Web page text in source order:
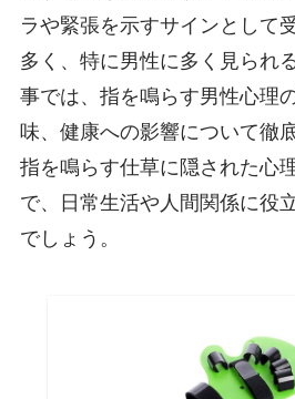
ラや緊張を示すサインとして
多く、特に男性に多く見られ
事では、指を鳴らす男性心理
味、健康への影響について徹
指を鳴らす仕草に隠された心
で、日常生活や人間関係に役
でしょう。